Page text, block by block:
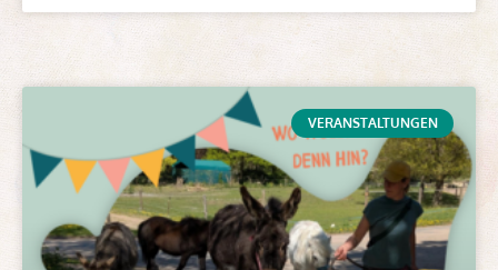
VERANSTALTUNGEN